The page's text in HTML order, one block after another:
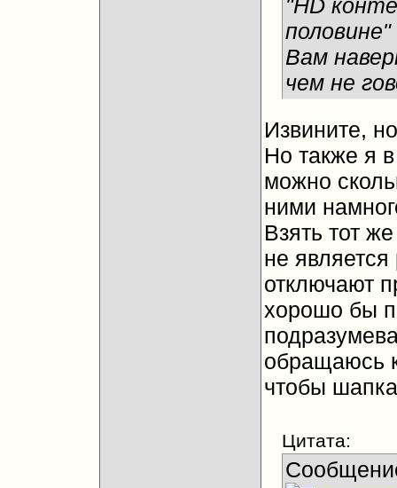
"HD
Вам
чем не
Извините,
Но также я в
можно
ними
Взять тот
не
отключают
хорошо бы
обращаюсь
чтобы
Цитата: